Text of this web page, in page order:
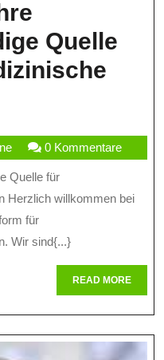
Quelle
ilk-
online
0 Kommentare
Herzlich willkommen bei
für
Wir sind{...}
READ MOREREAD
MORE